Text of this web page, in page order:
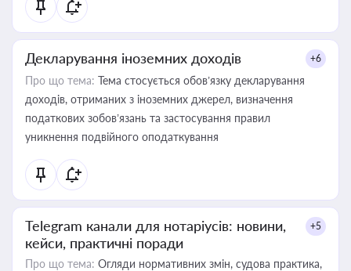
Декларування іноземних доходів +6
Про що тема: Тема стосується обов’язку декларування
доходів, отриманих з іноземних джерел, визначення
податкових зобов’язань та застосування правил
уникнення подвійного оподаткування
Telegram канали для нотаріусів: новини,
кейси, практичні поради
+5
Про що тема: Огляди нормативних змін, судова практика,